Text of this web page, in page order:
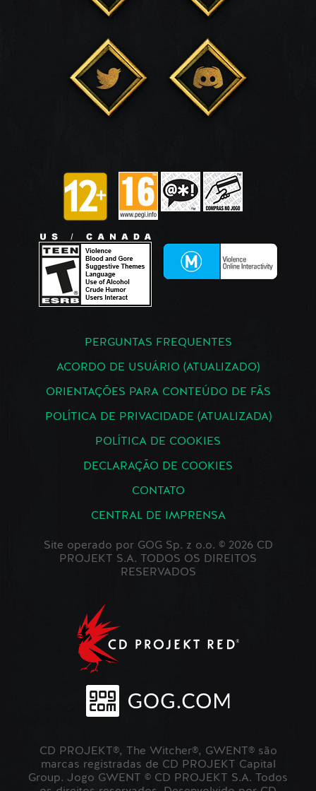
PERGUNTAS FREQUENTES
ACORDO DE USUÁRIO (ATUALIZADO)
ORIENTAÇÕES PARA CONTEÚDO DE FÃS
POLÍTICA DE PRIVACIDADE (ATUALIZADA)
POLÍTICA DE COOKIES
DECLARAÇÃO DE COOKIES
CONTATO
CENTRAL DE IMPRENSA
Site operado por GOG Sp. z o.o. © 2026 CD
PROJEKT S.A. TODOS OS DIREITOS
RESERVADOS
CD PROJEKT®, The Witcher®, GWENT® são
marcas registradas de CD PROJEKT Capital
Group. Jogo GWENT © CD PROJEKT S.A. Todos